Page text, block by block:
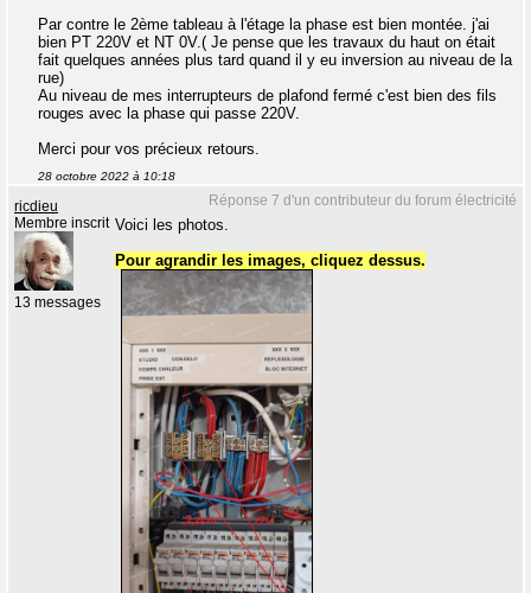
Par contre le 2ème tableau à l'étage la phase est bien montée. j'ai
bien PT 220V et NT 0V.( Je pense que les travaux du haut on était
fait quelques années plus tard quand il y eu inversion au niveau de la
rue)
Au niveau de mes interrupteurs de plafond fermé c'est bien des fils
rouges avec la phase qui passe 220V.
Merci pour vos précieux retours.
28 octobre 2022 à 10:18
Réponse 7 d'un contributeur du forum électricité
ricdieu
Membre inscrit
13 messages
Voici les photos.
Pour agrandir les images, cliquez dessus.